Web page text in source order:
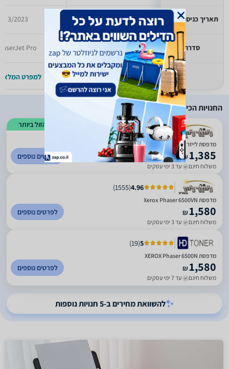
תאריך כניסה לזאפ
סדרה
3/2022
hp laser jet
למפרט המלא >>
3/2023
Pro
למפרט המלא
החנויות הכי זולות
הזול ביותר
4.96
(
1555
)
מדפסת לייזר Xerox Phaser 6500N זירוקס
₪1,385
משלוח חינם עד 3 ימי עסקים
לפרטים נוספים
4.96
(
1555
)
מדפסת Xerox Phaser 6500VN
₪1,580
משלוח חינם עד 3 ימי עסקים
לפרטים נוספים
5
(
19
)
מדפסת XEROX Phaser 6500N
₪1,580
משלוח חינם עד 7 ימי עסקים
לפרטים נוספים
להשוואת מחירים ב-5 חנויות נוספות